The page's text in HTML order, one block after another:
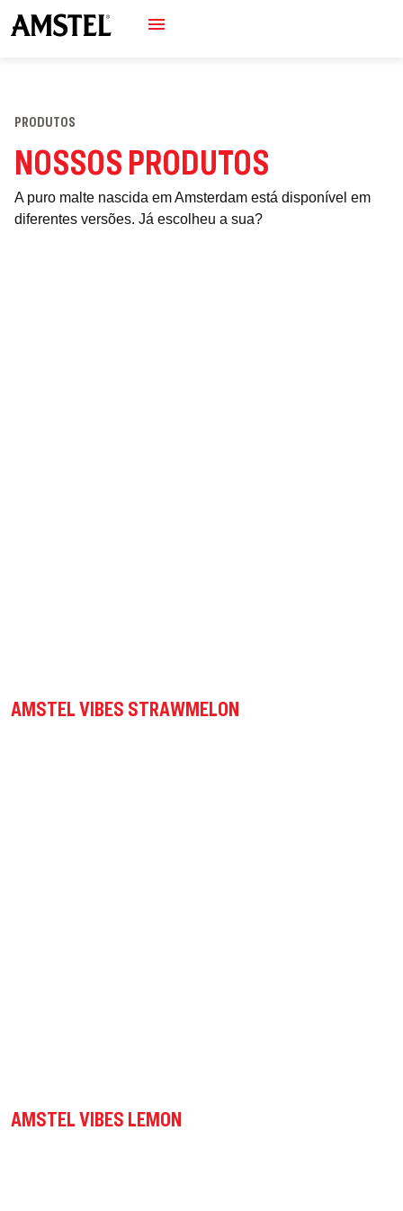
PRODUTOS
NOSSOS PRODUTOS
A puro malte nascida em Amsterdam está disponível em
diferentes versões. Já escolheu a sua?
AMSTEL VIBES STRAWMELON
AMSTEL VIBES LEMON